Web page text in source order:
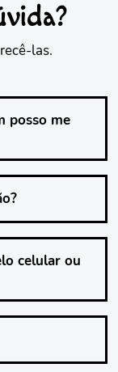
las.
posso me
celular ou